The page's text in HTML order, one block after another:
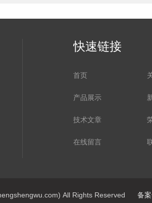
快速链接
首页
产品展示
技术文章
在线留言
All Rights Reserved 备